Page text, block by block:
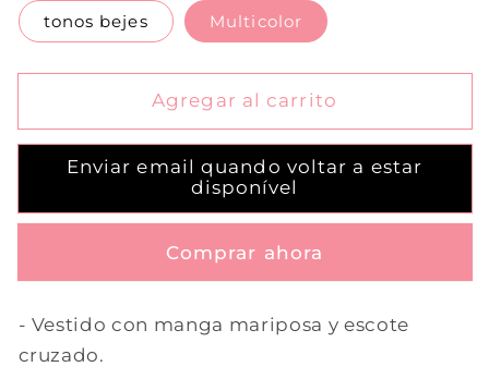
tonos bejes Multicolor
Agregar al carrito
Enviar email quando voltar a estar
disponível
Comprar ahora
- Vestido con manga mariposa y escote
cruzado.